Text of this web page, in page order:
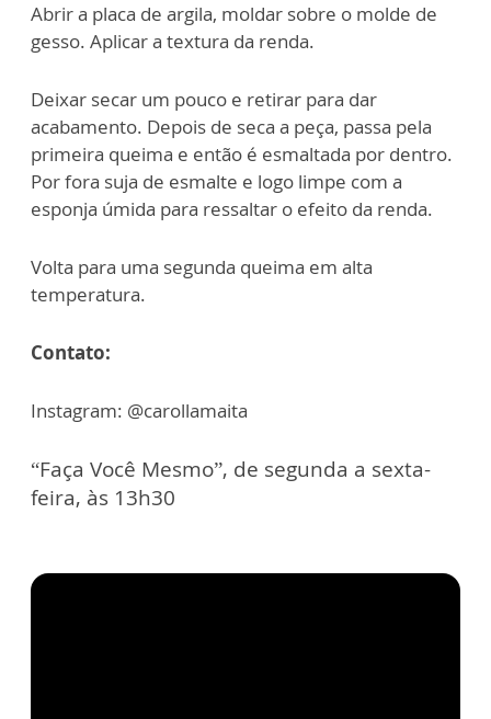
Abrir a placa de argila, moldar sobre o molde de
gesso. Aplicar a textura da renda.
Deixar secar um pouco e retirar para dar
acabamento. Depois de seca a peça, passa pela
primeira queima e então é esmaltada por dentro.
Por fora suja de esmalte e logo limpe com a
esponja úmida para ressaltar o efeito da renda.
Volta para uma segunda queima em alta
temperatura.
Contato:
Instagram: @carollamaita
“Faça Você Mesmo”, de segunda a sexta-
feira, às 13h30